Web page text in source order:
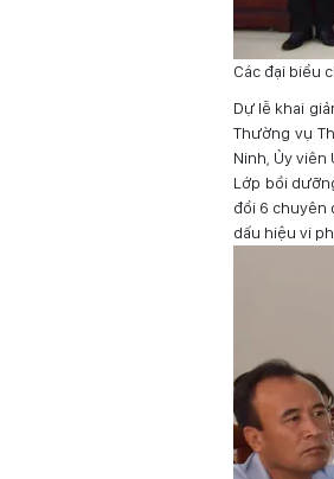
Các đại biểu
Dự lễ khai
Thường vụ
Ninh, Ủy viên
Lớp bồi
đổi 6 chuyên
dấu hiệu vi